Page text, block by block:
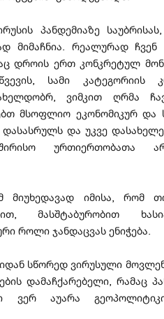
პანდემიაზე
მიმაჩნია. რეალურად ჩვენ
დროის ერთ კონკრეტულ
სამი კატეგორიის
ვიმკით ღრმა
მსოფლიო ეკონომიკურ და
და უკვე
ურთიერთობათა
მიუხედავად იმისა, რომ
მასშტაბურობით
როლი ჯანდაცვას ენიჭება.
სწორედ ვირუსული
დამაჩქარებელი, რამაც
ვერ აუარა